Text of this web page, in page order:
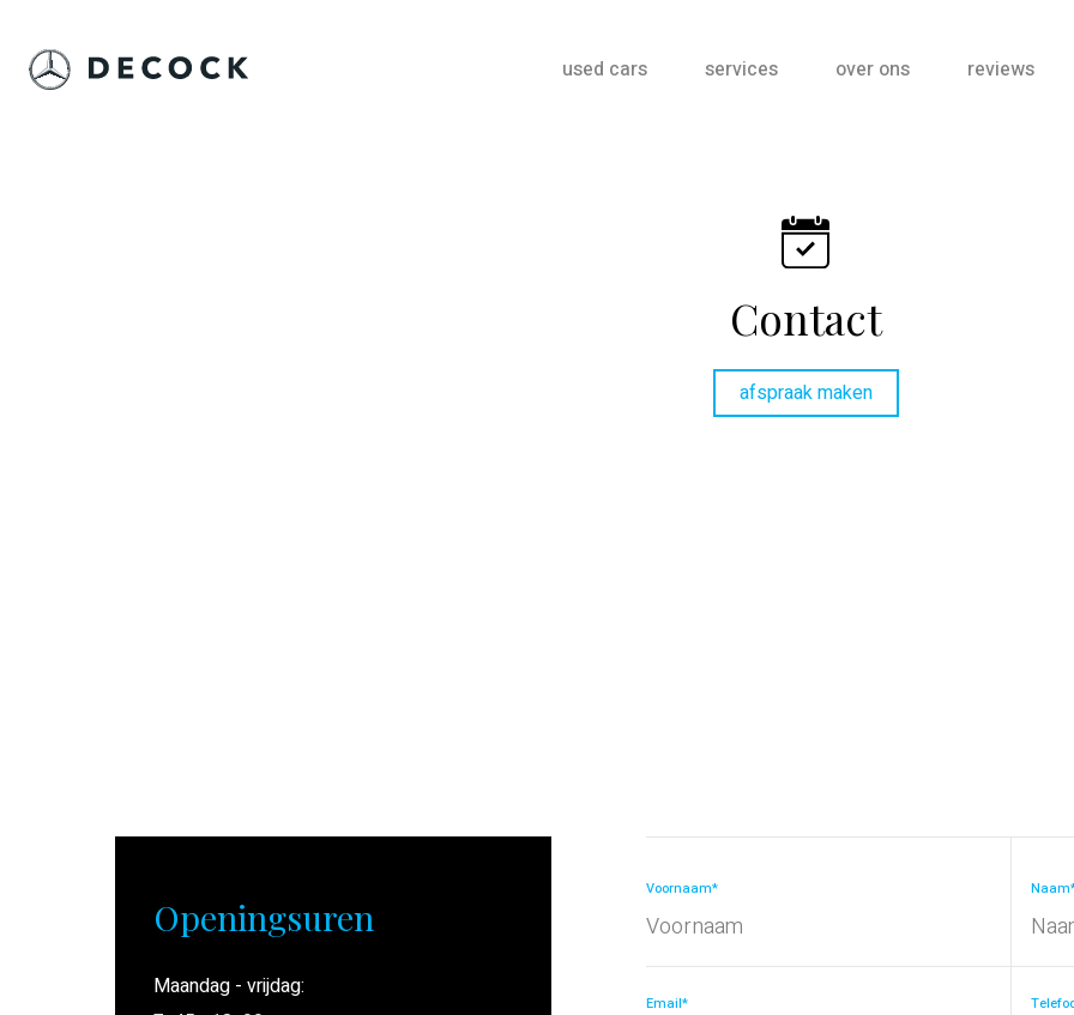
used cars services over ons reviews
Contact
afspraak maken
Openingsuren
Maandag - vrijdag:
Voornaam*
Email*